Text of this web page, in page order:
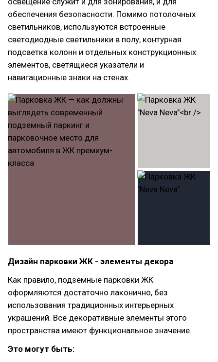
обеспечения безопасности. Помимо потолочных
светильников, используются встроенные
светодиодные светильники в полу, контурная
подсветка колонн и отдельных конструкционных
элементов, светящиеся указатели и
навигационные знаки на стенах.
Дизайн парковки ЖК - элементы декора
Как правило, подземные парковки ЖК
оформляются достаточно лаконично, без
использования традиционных интерьерных
украшений. Все декоративные элементы этого
пространства имеют функциональное значение.
Это могут быть: